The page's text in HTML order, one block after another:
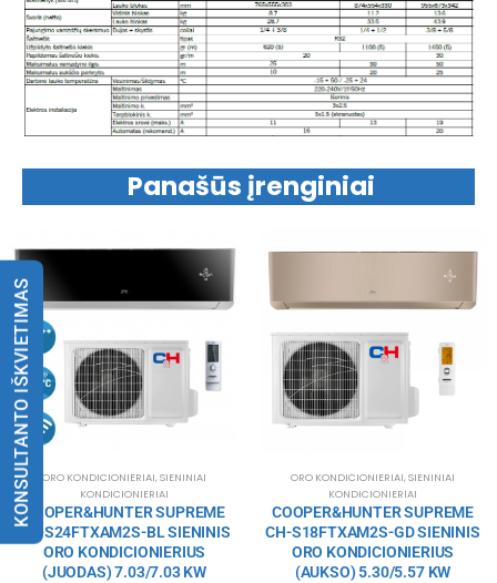
Panašūs įrenginiai
ORO KONDICIONIERIAI,SIENINIAI
KONDICIONIERIAI
COOPER&HUNTER SUPREME
CH-S24FTXAM2S-BL SIENINIS
ORO KONDICIONIERIUS
(JUODAS) 7.03/7.03 KW
ORO KONDICIONIERIAI,SIENINIAI
KONDICIONIERIAI
COOPER&HUNTER SUPREME
CH-S18FTXAM2S-GD SIENINIS
ORO KONDICIONIERIUS
(AUKSO) 5.30/5.57 KW
KONSULTANTO IŠKVIETIMAS